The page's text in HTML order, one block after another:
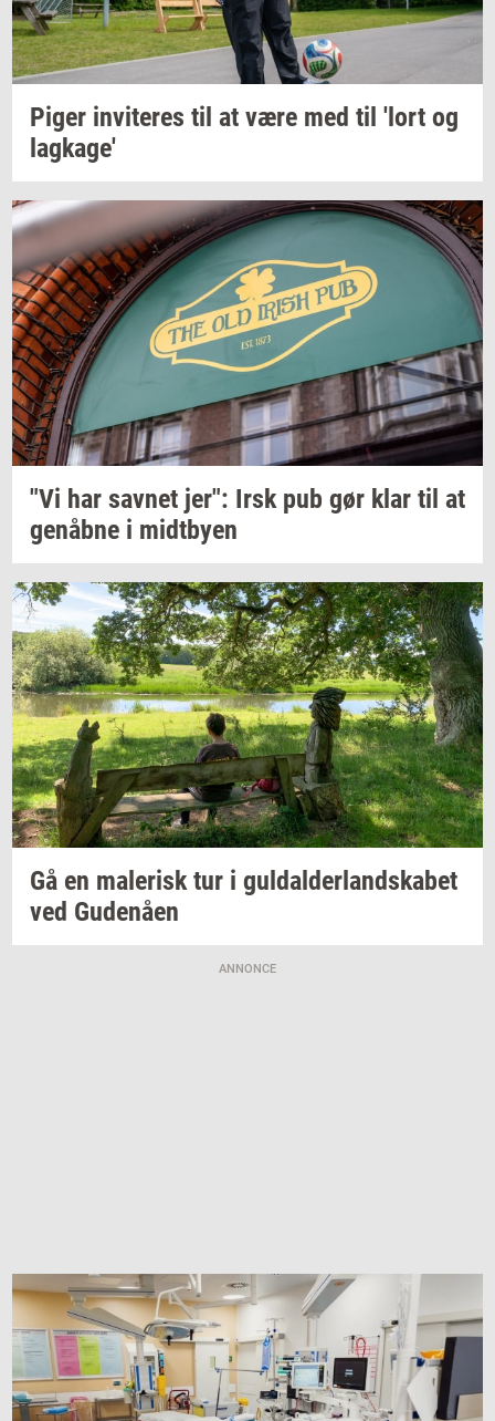
Piger in­vi­te­res til at være med til 'lort og
lag­ka­ge'
"Vi har sav­net jer": Irsk pub gør klar til at
genåb­ne i midt­by­en
Gå en ma­le­risktur i gul­dal­der­land­ska­bet
ved Gu­denå­en
ANNONCE